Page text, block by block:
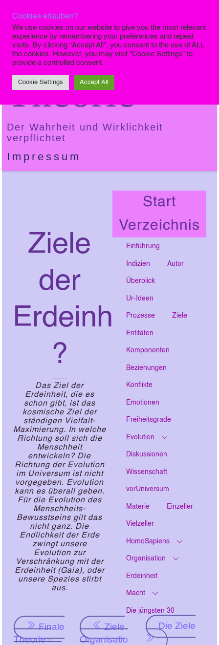
Die Finale
Theorie
Der Wahrheit und Wirklichkeit
verpflichtet
Impressum
Ziele
der
Erdeinheit
?
Das Ziel der
Erdeinheit, die es
schon gibt, ist das
kosmische Ziel der
ständigen Vielfalt-
Maximierung. In welche
Richtung soll sich die
Menschheit
entwickeln? Die
Richtung der Evolution
im Universum ist nicht
vorgegeben. Evolution
kann es überall geben.
Für die Evolution des
Menschheits-
Bewusstseins gilt das
nicht ganz. Die
Endlichkeit der Erde
zwingt unsere
Evolution zur
Verschränkung mit der
Erdeinheit (Gaia), oder
unsere Spezies stirbt
aus.
Start
Verzeichnis
Einführung
Indizien Autor
Überblick
Ur-Ideen
Prozesse Ziele
Entitäten
Komponenten
Beziehungen
Konflikte
Emotionen
Freiheitsgrade
Evolution
Diskussionen
Wissenschaft
vorUniversum
Materie Einzeller
Vielzeller
HomoSapiens
Organisation
Erdeinheit
Macht
Die jüngsten 30
Finale
Theorie -
Ziele
Organisatio
Die Ziele
Cookies erlauben?
We use cookies on our website to give you the most relevant
experience by remembering your preferences and repeat
visits. By clicking “Accept All”, you consent to the use of ALL
the cookies. However, you may visit "Cookie Settings" to
provide a controlled consent.
Cookie Settings Accept All